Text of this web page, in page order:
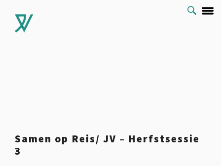
Samen op Reis/ JV – Herfstsessie
3